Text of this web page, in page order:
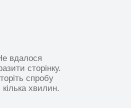
вдалося
сторінку.
спробу
кілька хвилин.